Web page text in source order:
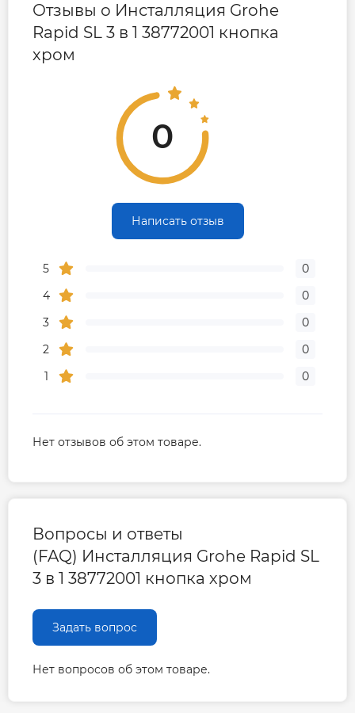
Отзывы о Инсталляция Grohe
Rapid SL 3 в 1 38772001 кнопка
хром
0
Написать отзыв
5
0
4
0
3
0
2
0
1
0
Нет отзывов об этом товаре.
Вопросы и ответы
(FAQ) Инсталляция Grohe Rapid SL
3 в 1 38772001 кнопка хром
Задать вопрос
Нет вопросов об этом товаре.